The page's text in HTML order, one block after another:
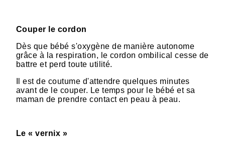
Couper le cordon
Dès que bébé s'oxygène de manière autonome
grâce à la respiration, le cordon ombilical cesse de
battre et perd toute utilité.
Il est de coutume d'attendre quelques minutes
avant de le couper. Le temps pour le bébé et sa
maman de prendre contact en peau à peau.
Le « vernix »